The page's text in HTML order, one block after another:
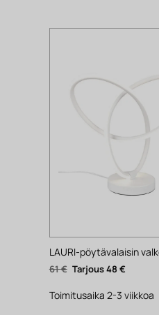
LAURI-pöytävalaisin
61€ Alkuperäinen
hinta
61 €.
48 €Nykyinen
hinta
48 €.
Toimitusaika 2-3 viikkoa